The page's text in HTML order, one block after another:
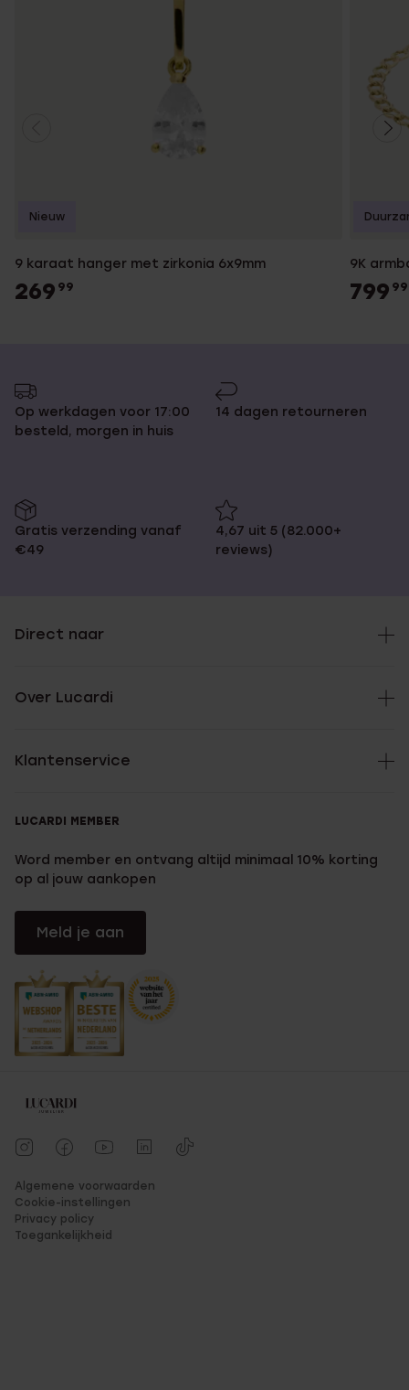
9 karaat hanger met zirkonia 6x9mm
269 99
Nieuw
9K
799 99
Op werkdagen voor 17:00
besteld, morgen in huis
14 dagen retourneren
Gratis verzending vanaf
€49
4,67 uit 5 (82.000+
reviews)
Direct naar
Over Lucardi
Klantenservice
LUCARDI MEMBER
Word member en ontvang altijd minimaal 10% korting
op al jouw aankopen
Meld je aan
Algemene voorwaarden
Cookie-instellingen
Privacy policy
Toegankelijkheid